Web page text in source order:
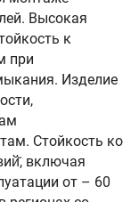
Высокая
к
при
Изделие
Стойкость ко
включая
от – 60